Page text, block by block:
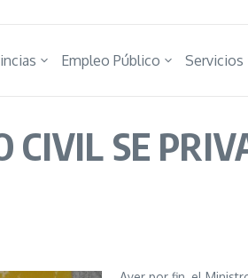
Empleo Público Servicios
CIVIL SE